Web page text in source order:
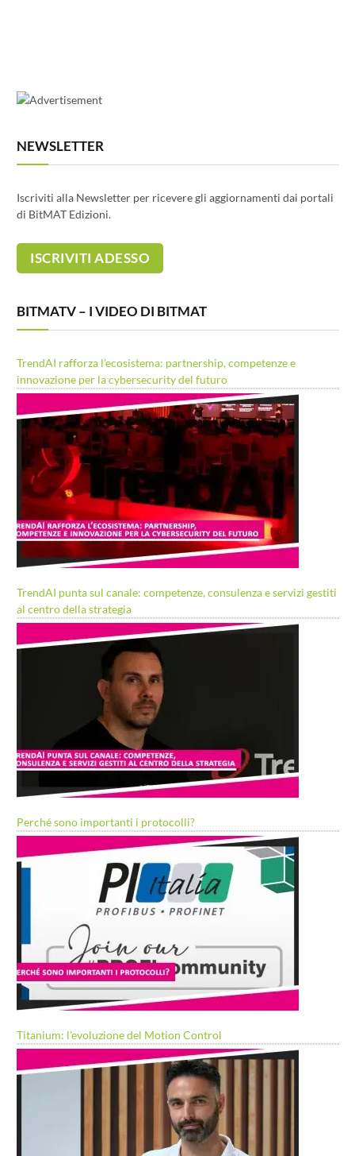
NEWSLETTER
Iscriviti alla Newsletter per ricevere gli aggiornamenti dai portali
di BitMAT Edizioni.
BITMATV – I VIDEO DI BITMAT
TrendAI rafforza l’ecosistema: partnership, competenze e
innovazione per la cybersecurity del futuro
TrendAI punta sul canale: competenze, consulenza e servizi gestiti
al centro della strategia
Perché sono importanti i protocolli?
Titanium: l’evoluzione del Motion Control